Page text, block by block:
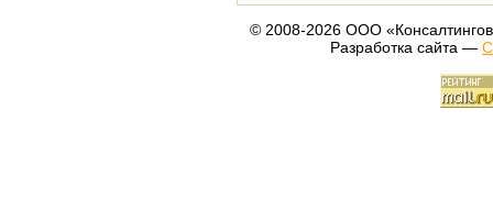
© 2008-2026 ООО
Разработка сайта —